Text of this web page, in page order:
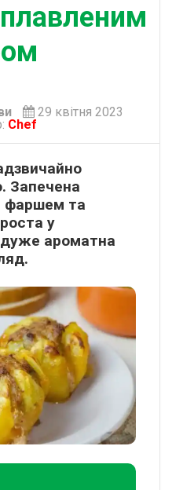
29 квітня 2023
Chef
Запечена
фаршем та
у
дуже ароматна